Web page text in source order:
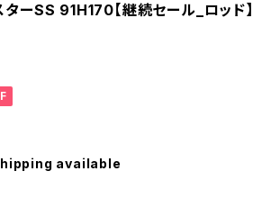
ーSS 91H170【継続セール_ロッド】
available